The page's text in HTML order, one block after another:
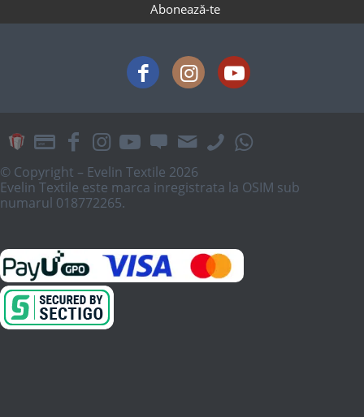
© Copyright – Evelin Textile 2026
Evelin Textile este marca inregistrata la OSIM sub
numarul 018772265.